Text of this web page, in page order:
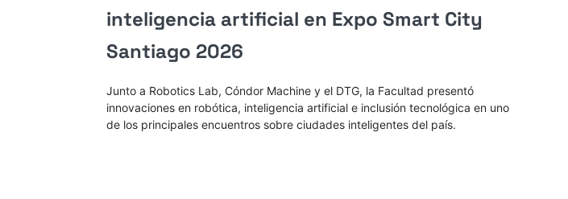
inteligencia artificial en Expo Smart City
Santiago 2026​
Junto a Robotics Lab, Cóndor Machine y el DTG, la Facultad presentó
innovaciones en robótica, inteligencia artificial e inclusión tecnológica en uno
de los principales encuentros sobre ciudades inteligentes del país.